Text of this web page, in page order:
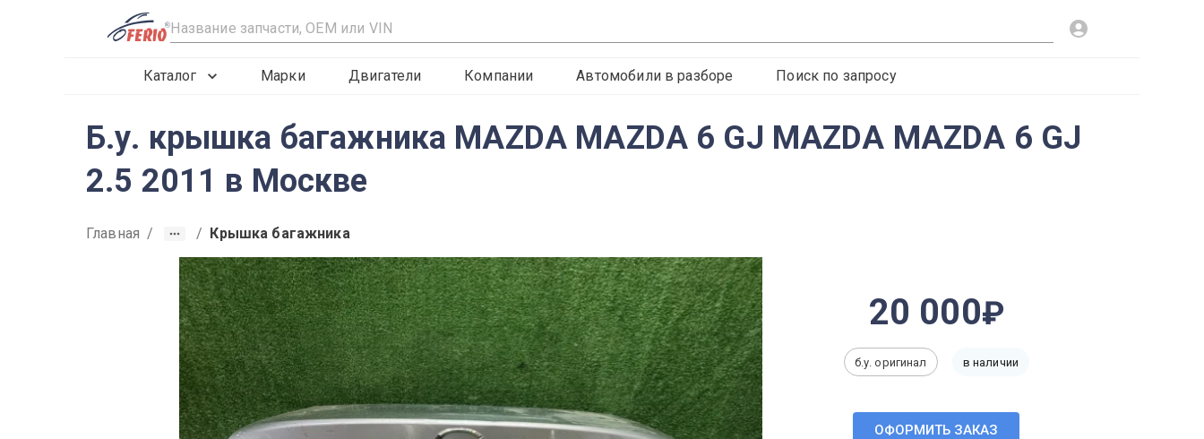
R
Каталог Марки Двигатели Компании Автомобили в разборе Поиск по запросу
Б.у. крышка багажника MAZDA MAZDA 6 GJ MAZDA MAZDA 6 GJ
2.5 2011 в Москве
Главная / / Крышка багажника
20 000
б.у. оригинал в наличии
ОФОРМИТЬ ЗАКАЗ